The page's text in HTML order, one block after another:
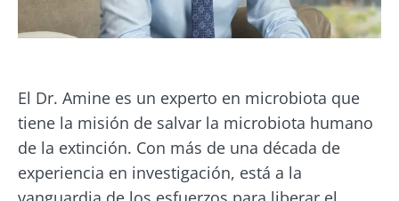
El Dr. Amine es un experto en microbiota que
tiene la misión de salvar la microbiota humano
de la extinción. Con más de una década de
experiencia en investigación, está a la